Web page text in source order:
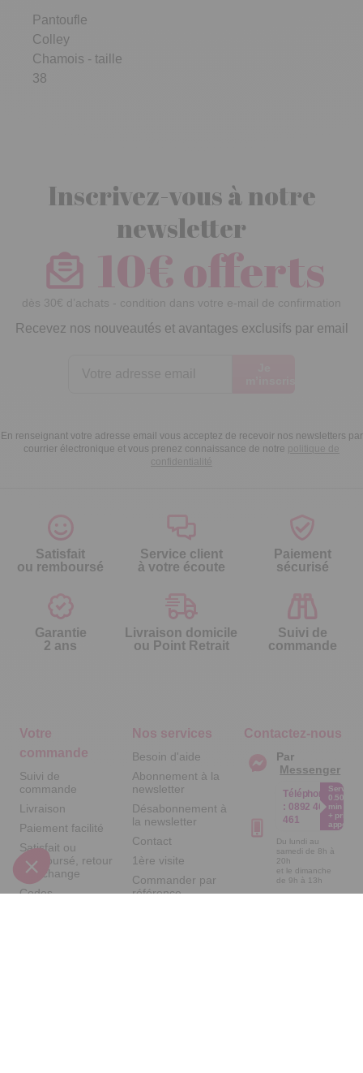
Pantoufle
Colley
Chamois - taille
38
Inscrivez-vous à notre
newsletter
10€ offerts
dès 30€ d’achats - condition dans votre e-mail de confirmation
Recevez nos nouveautés et avantages exclusifs par email
En renseignant votre adresse email vous acceptez de recevoir nos newsletters par
courrier électronique et vous prenez connaissance de notre politique de
confidentialité
Satisfait
ou remboursé
Service client
à votre écoute
Paiement
sécurisé
Garantie
2 ans
Livraison domicile
ou Point Retrait
Suivi de
commande
Votre
commande
Suivi de
commande
Livraison
Paiement facilité
Satisfait ou
remboursé, retour
ou échange
Codes
Nos services
Besoin d'aide
Abonnement à la
newsletter
Désabonnement à
la newsletter
Contact
1ère visite
Commander par
référence
Contactez-nous
Par
Messenger
Téléphone
: 0892 461
461
Service
0.50€ /
min
+ prix
appel
Du lundi au
samedi de 8h à
20h
et le dimanche
de 9h à 13h